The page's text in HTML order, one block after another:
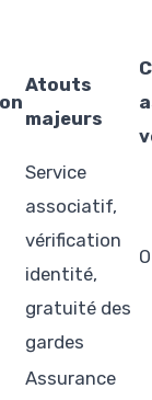
Atouts
majeurs
Service
associatif,
vérification
identité,
gratuité des
gardes
Assurance